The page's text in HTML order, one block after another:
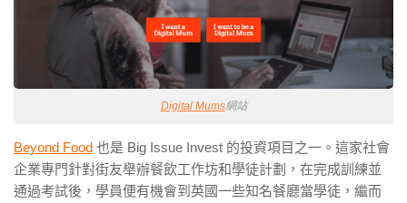
Digital Mums網站
Beyond Food 也是 Big Issue Invest 的投資項目之一。這家社會
企業專門針對街友舉辦餐飲工作坊和學徒計劃，在完成訓練並
通過考試後，學員便有機會到英國一些知名餐廳當學徒，繼而